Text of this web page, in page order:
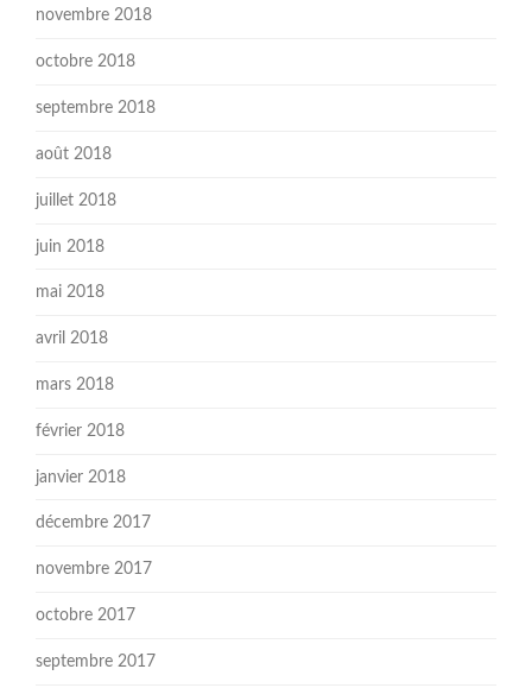
novembre 2018
octobre 2018
septembre 2018
août 2018
juillet 2018
juin 2018
mai 2018
avril 2018
mars 2018
février 2018
janvier 2018
décembre 2017
novembre 2017
octobre 2017
septembre 2017